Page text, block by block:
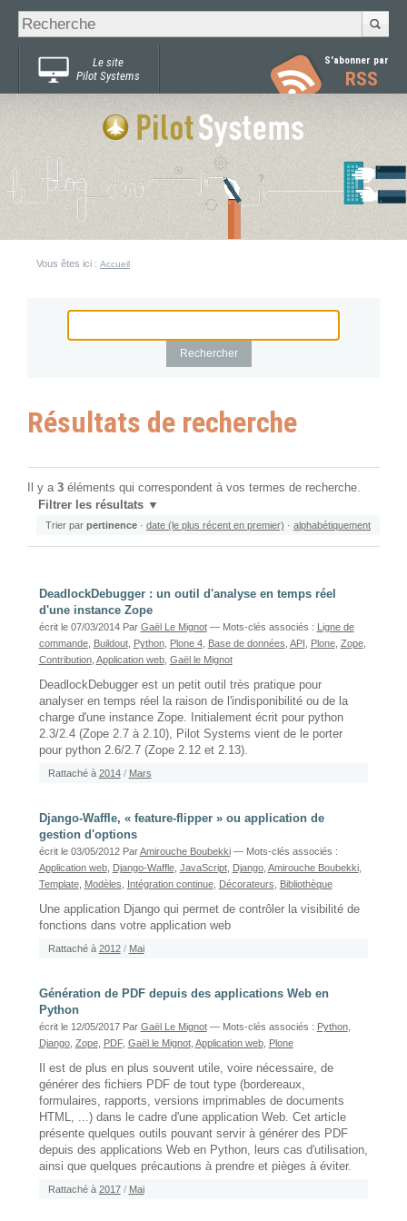
Chercher par
Recherche
avancée…
Le site
Pilot Systems
S'abonner par
RSS
Vous êtes ici : Accueil
Résultats de recherche
Il y a 3 éléments qui correspondent à vos termes de recherche.
Filtrer les résultats
Trier par pertinence · date (le plus récent en premier) · alphabétiquement
DeadlockDebugger : un outil d'analyse en temps réel
d'une instance Zope
écrit le 07/03/2014 Par Gaël Le Mignot — Mots-clés associés : Ligne de
commande, Buildout, Python, Plone 4, Base de données API Plone, Zope,
Contribution, Application web, Gaël le Mignot
DeadlockDebugger est un petit outil très pratique pour
analyser en temps réel la raison de l'indisponibilité ou de la
charge d'une instance Zope. Initialement écrit pour python
2.3/2.4 (Zope 2.7 à 2.10), Pilot Systems vient de le porter
pour python 2.6/2.7 (Zope 2.12 et 2.13).
Rattaché à 2014 / Mars
Django-Waffle, « feature-flipper » ou application de
gestion d'options
écrit le 03/05/2012 ParAmirouche Boubekki — Mots-clés associés :
Application web, Django-Waffle, JavaScript, Django, Amirouche Boubekki,
Template, Modèles Intégration continue, Décorateurs Bibliothèque
Une application Django qui permet de contrôler la visibilité de
fonctions dans votre application web
Rattaché à 2012 / Mai
Génération de PDF depuis des applications Web en
Python
écrit le 12/05/2017 Par Gaël Le Mignot — Mots-clés associés : Python,
Django, Zope, PDF, Gaël le Mignot, Application web, Plone
Il est de plus en plus souvent utile, voire nécessaire, de
générer des fichiers PDF de tout type (bordereaux,
formulaires, rapports, versions imprimables de documents
HTML, ...) dans le cadre d'une application Web. Cet article
présente quelques outils pouvant servir à générer des PDF
depuis des applications Web en Python, leurs cas d'utilisation,
ainsi que quelques précautions à prendre et pièges à éviter.
Rattaché à 2017 / Mai